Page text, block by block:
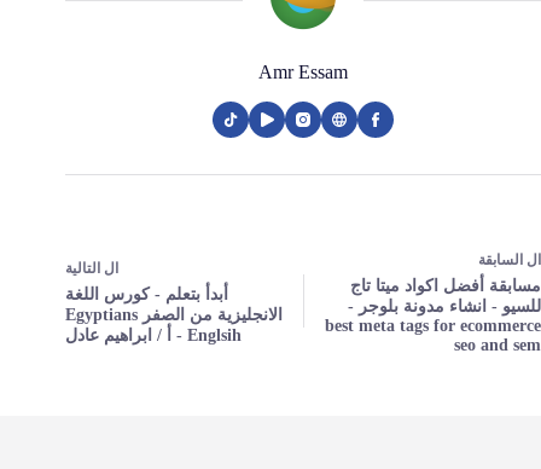
Amr Essam
ال السابقة
مسابقة أفضل اكواد ميتا تاج
للسيو - انشاء مدونة بلوجر -
best meta tags for ecommerce
seo and sem
ال التالية
أبدأ بتعلم - كورس اللغة
الانجليزية من الصفر Egyptians
Englsih - أ / ابراهيم عادل